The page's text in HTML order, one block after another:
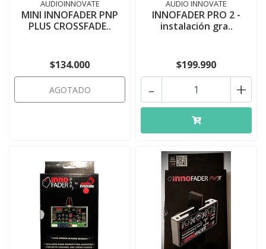
AUDIOINNOVATE
MINI INNOFADER PNP
PLUS CROSSFADE..
$134.000
AGOTADO
AUDIO INNOVATE
INNOFADER PRO 2 -
instalación gra..
$199.990
+
-